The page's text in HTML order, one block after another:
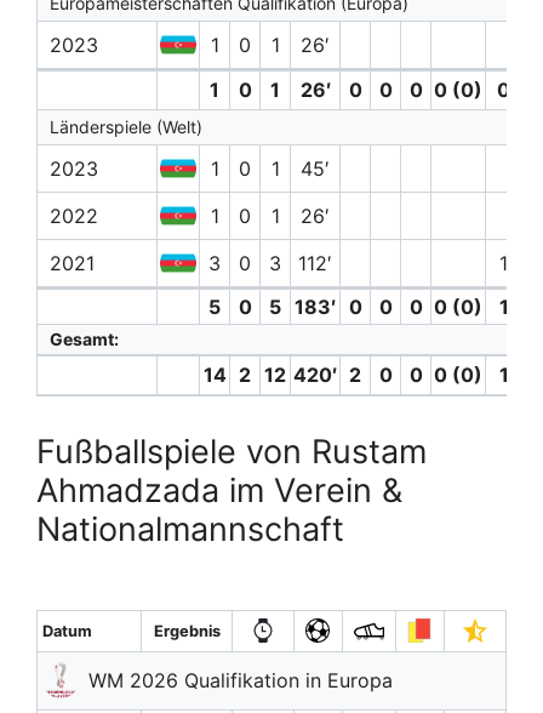
2023 1 0 1
26′
1
0 1 26′ 0 0 0 0 (0) 0
Länderspiele (Welt)
2023 1 0 1
45′
2022
1 0 1
26′
2021
3 0 3 112′
1
5
0 5 183′ 0 0 0 0 (0) 1
Gesamt:
14 2 12 420′ 2 0 0 0 (0) 1
Fußballspiele von Rustam
Ahmadzada im Verein &
Nationalmannschaft
Datum Ergebnis
WM 2026 Qualifikation in Europa